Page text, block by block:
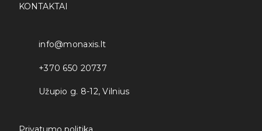
KONTAKTAI
info@monaxis.lt
+370 650 20737
Užupio g. 8-12, Vilnius